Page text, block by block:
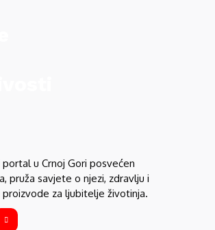
u Crnoj Gori posvećen
pruža savjete o njezi, zdravlju i
proizvode za ljubitelje životinja.